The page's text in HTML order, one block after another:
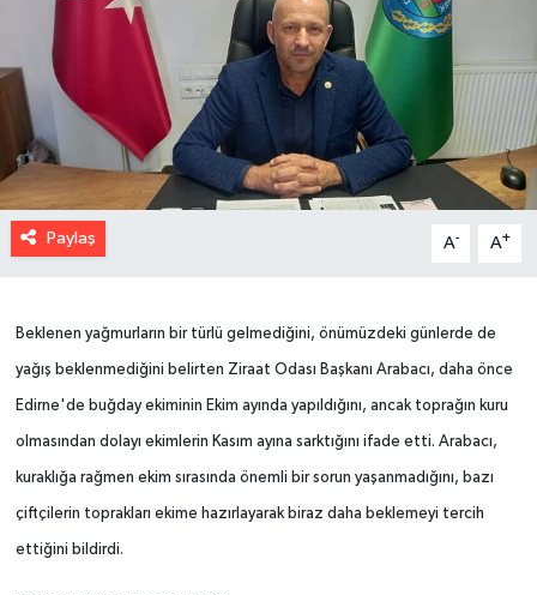
Paylaş A- A+
Beklenen yağmurların bir türlü gelmediğini, önümüzdeki günlerde de
yağış beklenmediğini belirten Ziraat Odası Başkanı Arabacı, daha önce
Edirne'de buğday ekiminin Ekim ayında yapıldığını, ancak toprağın kuru
olmasından dolayı ekimlerin Kasım ayına sarktığını ifade etti. Arabacı,
kuraklığa rağmen ekim sırasında önemli bir sorun yaşanmadığını, bazı
çiftçilerin toprakları ekime hazırlayarak biraz daha beklemeyi tercih
ettiğini bildirdi.